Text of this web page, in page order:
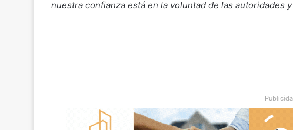
nuestra confianza está en la voluntad de las autoridades